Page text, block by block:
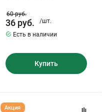
60руб.
36 руб.
/шт.
Есть в наличии
Купить
Семена
Акция